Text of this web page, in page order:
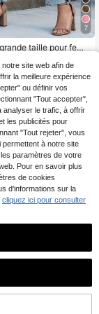
7
taille pour fem
style rétro à stretch
pour l'automne dé
décontractés grande
et à la mode pour l'e
site web afin de
la meilleure expérience
ou définir vos
"Tout accepter",
analyser le trafic, à offrir
les publicités pour
"Tout rejeter", vous
à notre site
paramètres de votre
Pour en savoir plus
de cookies
d'informations sur la
cliquez ici pour consulter